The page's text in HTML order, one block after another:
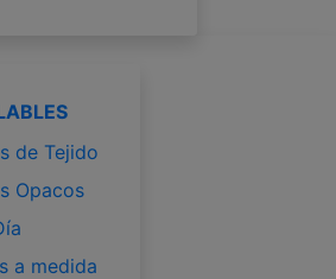
de Tejido
Opacos
a medida